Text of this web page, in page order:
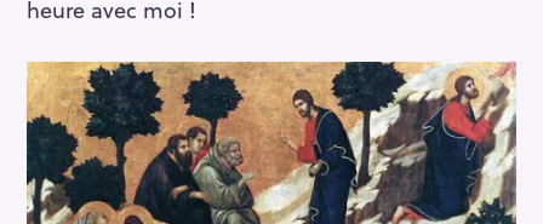
heure avec moi !